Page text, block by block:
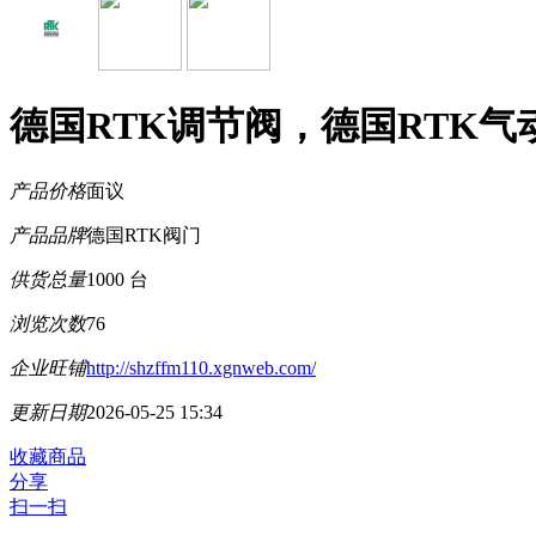
德国RTK调节阀，德国RTK气
产品价格面议
产品品牌德国RTK阀门
供货总量1000 台
浏览次数76
企业旺铺http://shzffm110.xgnweb.com/
更新日期2026-05-25 15:34
收藏商品
分享
扫一扫